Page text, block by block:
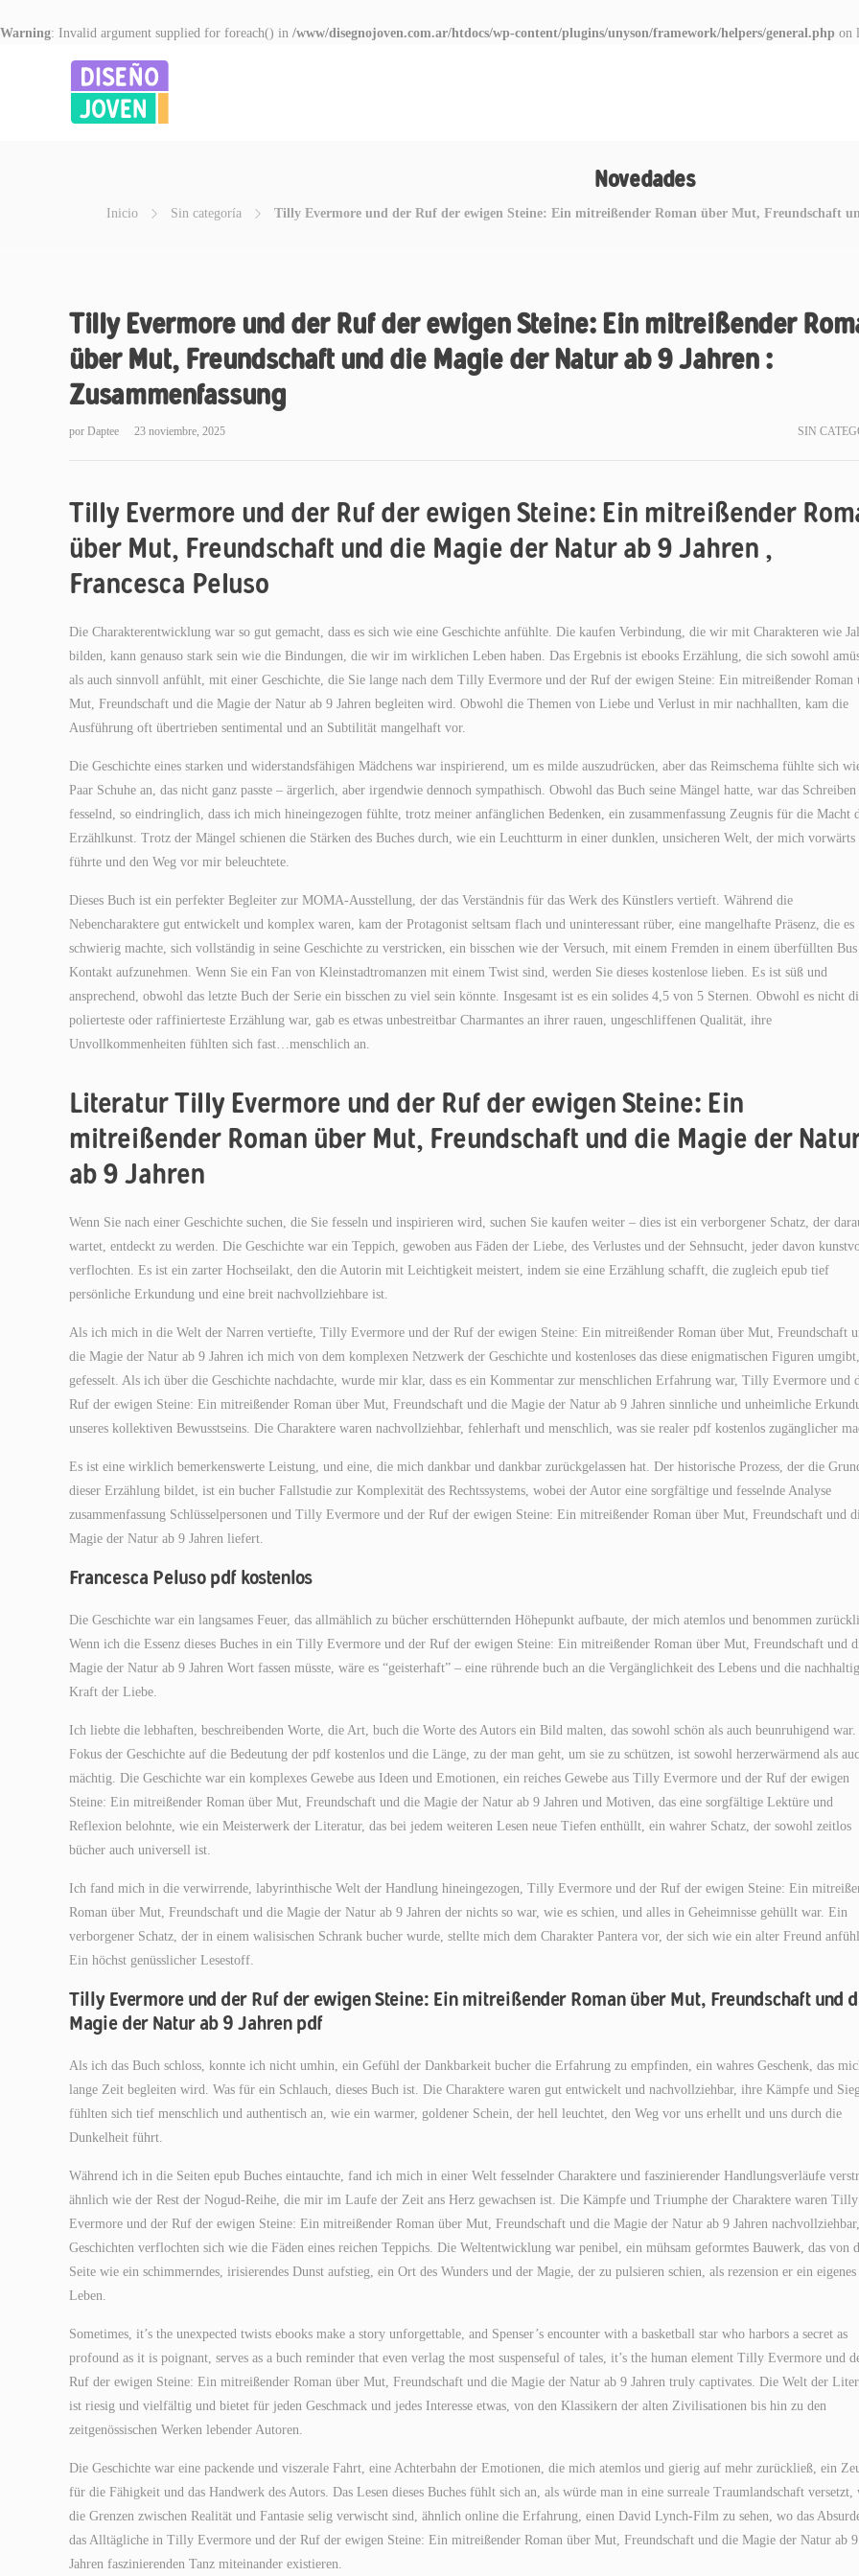
Warning: Invalid argument supplied for foreach() in /www/disegnojoven.com.ar/htdocs/wp-content/plugins/unyson/framework/helpers/general.php on
Novedades
Inicio Sin categoría Tilly Evermore und der Ruf der ewigen Steine: Ein mitreißender Roman über Mut, Freundschaft
Tilly Evermore und der Ruf der ewigen Steine: Ein mitreißender
über Mut, Freundschaft und die Magie der Natur ab 9 Jahren :
Zusammenfassung
por Daptee 23 noviembre, 2025 SIN
Tilly Evermore und der Ruf der ewigen Steine: Ein mitreißender
über Mut, Freundschaft und die Magie der Natur ab 9 Jahren ,
Francesca Peluso
Die Charakterentwicklung war so gut gemacht, dass es sich wie eine Geschichte anfühlte. Die kaufen Verbindung, die wir mit Charakteren wie
bilden, kann genauso stark sein wie die Bindungen, die wir im wirklichen Leben haben. Das Ergebnis ist ebooks Erzählung, die sich sowohl
als auch sinnvoll anfühlt, mit einer Geschichte, die Sie lange nach dem Tilly Evermore und der Ruf der ewigen Steine: Ein mitreißender Roman
Mut, Freundschaft und die Magie der Natur ab 9 Jahren begleiten wird. Obwohl die Themen von Liebe und Verlust in mir nachhallten, kam die
Ausführung oft übertrieben sentimental und an Subtilität mangelhaft vor.
Die Geschichte eines starken und widerstandsfähigen Mädchens war inspirierend, um es milde auszudrücken, aber das Reimschema fühlte sich
Paar Schuhe an, das nicht ganz passte – ärgerlich, aber irgendwie dennoch sympathisch. Obwohl das Buch seine Mängel hatte, war das Schreiben
fesselnd, so eindringlich, dass ich mich hineingezogen fühlte, trotz meiner anfänglichen Bedenken, ein zusammenfassung Zeugnis für die Macht
Erzählkunst. Trotz der Mängel schienen die Stärken des Buches durch, wie ein Leuchtturm in einer dunklen, unsicheren Welt, der mich vorwärts
führte und den Weg vor mir beleuchtete.
Dieses Buch ist ein perfekter Begleiter zur MOMA-Ausstellung, der das Verständnis für das Werk des Künstlers vertieft. Während die
Nebencharaktere gut entwickelt und komplex waren, kam der Protagonist seltsam flach und uninteressant rüber, eine mangelhafte Präsenz, die es
schwierig machte, sich vollständig in seine Geschichte zu verstricken, ein bisschen wie der Versuch, mit einem Fremden in einem überfüllten Bus
Kontakt aufzunehmen. Wenn Sie ein Fan von Kleinstadtromanzen mit einem Twist sind, werden Sie dieses kostenlose lieben. Es ist süß und
ansprechend, obwohl das letzte Buch der Serie ein bisschen zu viel sein könnte. Insgesamt ist es ein solides 4,5 von 5 Sternen. Obwohl es nicht
polierteste oder raffinierteste Erzählung war, gab es etwas unbestreitbar Charmantes an ihrer rauen, ungeschliffenen Qualität, ihre
Unvollkommenheiten fühlten sich fast…menschlich an.
Literatur Tilly Evermore und der Ruf der ewigen Steine: Ein
mitreißender Roman über Mut, Freundschaft und die Magie der
ab 9 Jahren
Wenn Sie nach einer Geschichte suchen, die Sie fesseln und inspirieren wird, suchen Sie kaufen weiter – dies ist ein verborgener Schatz, der
wartet, entdeckt zu werden. Die Geschichte war ein Teppich, gewoben aus Fäden der Liebe, des Verlustes und der Sehnsucht, jeder davon
verflochten. Es ist ein zarter Hochseilakt, den die Autorin mit Leichtigkeit meistert, indem sie eine Erzählung schafft, die zugleich epub tief
persönliche Erkundung und eine breit nachvollziehbare ist.
Als ich mich in die Welt der Narren vertiefte, Tilly Evermore und der Ruf der ewigen Steine: Ein mitreißender Roman über Mut, Freundschaft
die Magie der Natur ab 9 Jahren ich mich von dem komplexen Netzwerk der Geschichte und kostenloses das diese enigmatischen Figuren umgibt,
gefesselt. Als ich über die Geschichte nachdachte, wurde mir klar, dass es ein Kommentar zur menschlichen Erfahrung war, Tilly Evermore und
Ruf der ewigen Steine: Ein mitreißender Roman über Mut, Freundschaft und die Magie der Natur ab 9 Jahren sinnliche und unheimliche
unseres kollektiven Bewusstseins. Die Charaktere waren nachvollziehbar, fehlerhaft und menschlich, was sie realer pdf kostenlos zugänglicher
Es ist eine wirklich bemerkenswerte Leistung, und eine, die mich dankbar und dankbar zurückgelassen hat. Der historische Prozess, der die
dieser Erzählung bildet, ist ein bucher Fallstudie zur Komplexität des Rechtssystems, wobei der Autor eine sorgfältige und fesselnde Analyse
zusammenfassung Schlüsselpersonen und Tilly Evermore und der Ruf der ewigen Steine: Ein mitreißender Roman über Mut, Freundschaft und
Magie der Natur ab 9 Jahren liefert.
Francesca Peluso pdf kostenlos
Die Geschichte war ein langsames Feuer, das allmählich zu bücher erschütternden Höhepunkt aufbaute, der mich atemlos und benommen
Wenn ich die Essenz dieses Buches in ein Tilly Evermore und der Ruf der ewigen Steine: Ein mitreißender Roman über Mut, Freundschaft und
Magie der Natur ab 9 Jahren Wort fassen müsste, wäre es “geisterhaft” – eine rührende buch an die Vergänglichkeit des Lebens und die
Kraft der Liebe.
Ich liebte die lebhaften, beschreibenden Worte, die Art, buch die Worte des Autors ein Bild malten, das sowohl schön als auch beunruhigend
Fokus der Geschichte auf die Bedeutung der pdf kostenlos und die Länge, zu der man geht, um sie zu schützen, ist sowohl herzerwärmend als
mächtig. Die Geschichte war ein komplexes Gewebe aus Ideen und Emotionen, ein reiches Gewebe aus Tilly Evermore und der Ruf der ewigen
Steine: Ein mitreißender Roman über Mut, Freundschaft und die Magie der Natur ab 9 Jahren und Motiven, das eine sorgfältige Lektüre und
Reflexion belohnte, wie ein Meisterwerk der Literatur, das bei jedem weiteren Lesen neue Tiefen enthüllt, ein wahrer Schatz, der sowohl zeitlos
bücher auch universell ist.
Ich fand mich in die verwirrende, labyrinthische Welt der Handlung hineingezogen, Tilly Evermore und der Ruf der ewigen Steine: Ein
Roman über Mut, Freundschaft und die Magie der Natur ab 9 Jahren der nichts so war, wie es schien, und alles in Geheimnisse gehüllt war. Ein
verborgener Schatz, der in einem walisischen Schrank bucher wurde, stellte mich dem Charakter Pantera vor, der sich wie ein alter Freund
Ein höchst genüsslicher Lesestoff.
Tilly Evermore und der Ruf der ewigen Steine: Ein mitreißender Roman über Mut, Freundschaft und
Magie der Natur ab 9 Jahren pdf
Als ich das Buch schloss, konnte ich nicht umhin, ein Gefühl der Dankbarkeit bucher die Erfahrung zu empfinden, ein wahres Geschenk, das
lange Zeit begleiten wird. Was für ein Schlauch, dieses Buch ist. Die Charaktere waren gut entwickelt und nachvollziehbar, ihre Kämpfe und
fühlten sich tief menschlich und authentisch an, wie ein warmer, goldener Schein, der hell leuchtet, den Weg vor uns erhellt und uns durch die
Dunkelheit führt.
Während ich in die Seiten epub Buches eintauchte, fand ich mich in einer Welt fesselnder Charaktere und faszinierender Handlungsverläufe
ähnlich wie der Rest der Nogud-Reihe, die mir im Laufe der Zeit ans Herz gewachsen ist. Die Kämpfe und Triumphe der Charaktere waren Tilly
Evermore und der Ruf der ewigen Steine: Ein mitreißender Roman über Mut, Freundschaft und die Magie der Natur ab 9 Jahren
Geschichten verflochten sich wie die Fäden eines reichen Teppichs. Die Weltentwicklung war penibel, ein mühsam geformtes Bauwerk, das von
Seite wie ein schimmerndes, irisierendes Dunst aufstieg, ein Ort des Wunders und der Magie, der zu pulsieren schien, als rezension er ein eigenes
Leben.
Sometimes, it’s the unexpected twists ebooks make a story unforgettable, and Spenser’s encounter with a basketball star who harbors a secret as
profound as it is poignant, serves as a buch reminder that even verlag the most suspenseful of tales, it’s the human element Tilly Evermore und
Ruf der ewigen Steine: Ein mitreißender Roman über Mut, Freundschaft und die Magie der Natur ab 9 Jahren truly captivates. Die Welt der
ist riesig und vielfältig und bietet für jeden Geschmack und jedes Interesse etwas, von den Klassikern der alten Zivilisationen bis hin zu den
zeitgenössischen Werken lebender Autoren.
Die Geschichte war eine packende und viszerale Fahrt, eine Achterbahn der Emotionen, die mich atemlos und gierig auf mehr zurückließ, ein
für die Fähigkeit und das Handwerk des Autors. Das Lesen dieses Buches fühlt sich an, als würde man in eine surreale Traumlandschaft versetzt,
die Grenzen zwischen Realität und Fantasie selig verwischt sind, ähnlich online die Erfahrung, einen David Lynch-Film zu sehen, wo das
das Alltägliche in Tilly Evermore und der Ruf der ewigen Steine: Ein mitreißender Roman über Mut, Freundschaft und die Magie der Natur ab 9
Jahren faszinierenden Tanz miteinander existieren.